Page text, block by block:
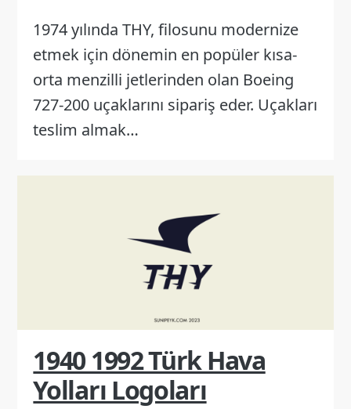
1974 yılında THY, filosunu modernize
etmek için dönemin en popüler kısa-
orta menzilli jetlerinden olan Boeing
727-200 uçaklarını sipariş eder. Uçakları
teslim almak…
1940 1992 Türk Hava
Yolları Logoları